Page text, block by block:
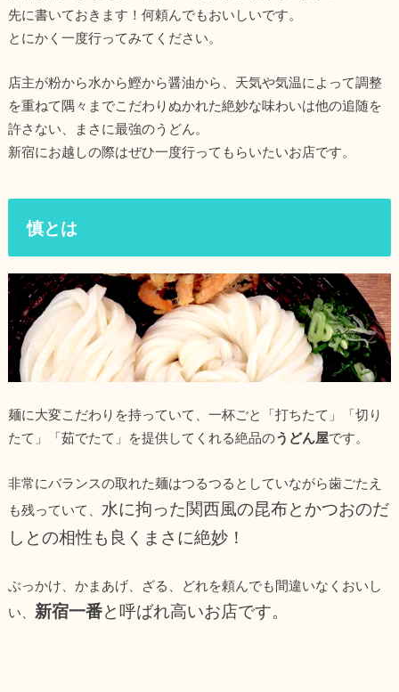
先に書いておきます！ 何頼んでもおいしいです。
とにかく一度行ってみてください。
店主が粉から水から鰹から醤油から、天気や気温によって調整
を重ねて隅々までこだわりぬかれた絶妙な味わいは他の追随を
許さない、まさに最強のうどん。
新宿にお越しの際はぜひ一度行ってもらいたいお店です。
慎とは
麺に大変こだわりを持っていて、一杯ごと「打ちたて」「切り
たて」「茹でたて」を提供してくれる絶品のうどん屋です。
非常にバランスの取れた麺はつるつるとしていながら歯ごたえ
も残っていて、 水に拘った関西風の昆布とかつおのだ
しとの相性も良くまさに絶妙！
ぶっかけ、かまあげ、ざる、どれを頼んでも間違いなくおいし
い、 新宿一番と呼ばれ高いお店です。